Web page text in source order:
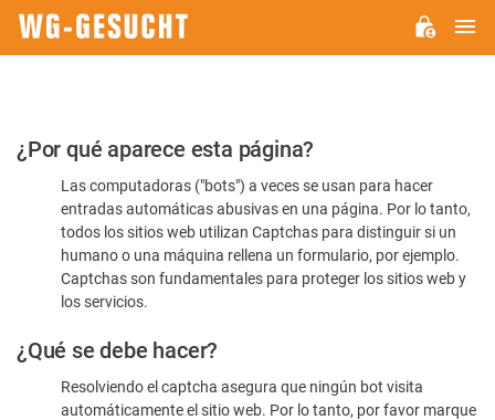
Por
favor,
confirme
humano
¿Por qué aparece esta página?
Las computadoras ("bots") a veces se usan para hacer
entradas automáticas abusivas en una página. Por lo tanto,
todos los sitios web utilizan Captchas para distinguir si un
humano o una máquina rellena un formulario, por ejemplo.
Captchas son fundamentales para proteger los sitios web y
los servicios.
¿Qué se debe hacer?
Resolviendo el captcha asegura que ningún bot visita
automáticamente el sitio web. Por lo tanto, por favor marque